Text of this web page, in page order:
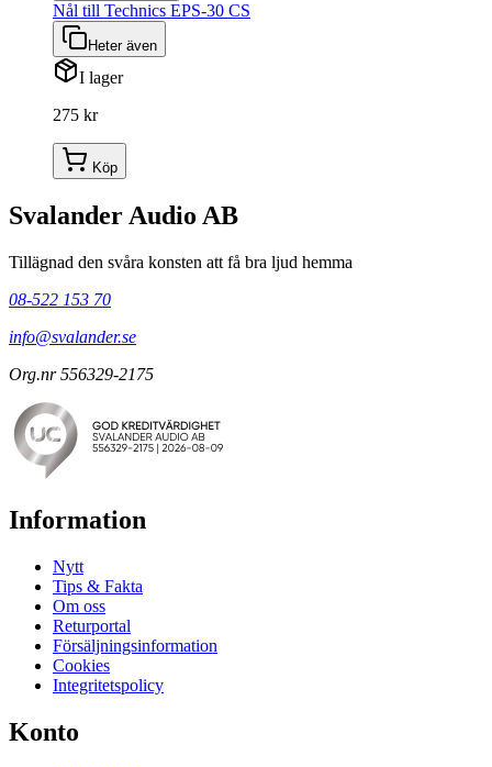
Nål till Technics EPS-30 CS
Heter även
I lager
275 kr
Köp
Svalander Audio AB
Tillägnad den svåra konsten att få bra ljud hemma
08-522 153 70
info@svalander.se
Org.nr 556329-2175
Information
Nytt
Tips & Fakta
Om oss
Returportal
Försäljningsinformation
Cookies
Integritetspolicy
Konto